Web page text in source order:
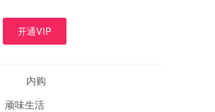
开通VIP
内购
顽味生活